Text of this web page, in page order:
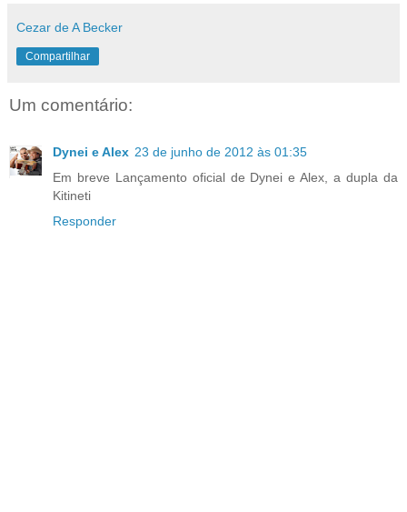
Cezar de A Becker
Compartilhar
Um comentário:
Dynei e Alex 23 de junho de 2012 às 01:35
Em breve Lançamento oficial de Dynei e Alex, a dupla da
Kitineti
Responder